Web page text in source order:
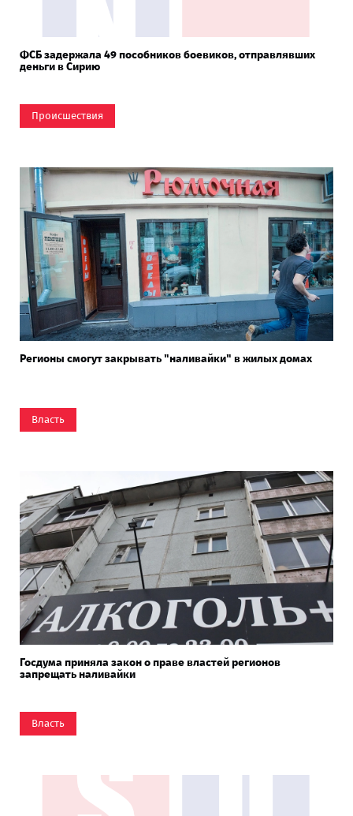
ФСБ задержала 49 пособников боевиков, отправлявших
деньги в Сирию
Происшествия
Регионы смогут закрывать "наливайки" в жилых домах
Власть
Госдума приняла закон о праве властей регионов
запрещать наливайки
Власть